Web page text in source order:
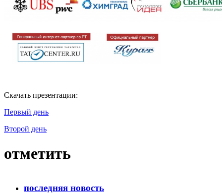
Скачать презентации:
Первый день
Второй день
отметить
последняя новость